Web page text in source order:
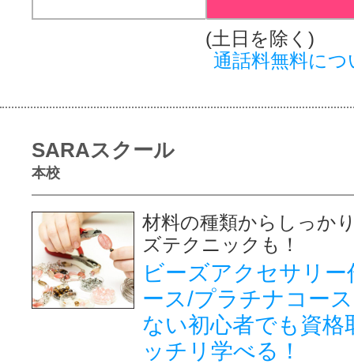
(土日を除く)
通話料無料につ
SARAスクール
本校
材料の種類からしっか
ズテクニッ
ビーズアクセサリー
ース/プラチナコー
ない初心者でも資格
ッチリ学べる！